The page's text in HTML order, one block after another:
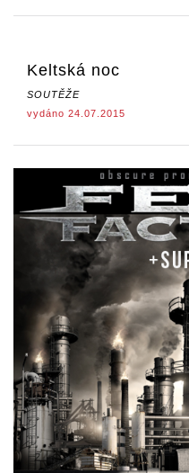
Keltská noc
SOUTĚŽE
vydáno 24.07.2015